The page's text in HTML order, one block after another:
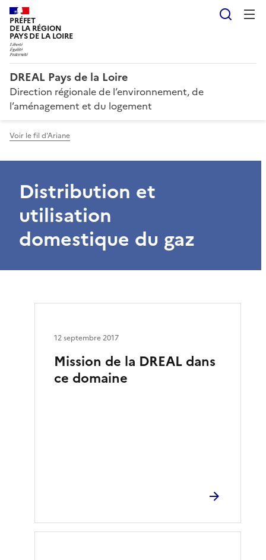
PRÉFET
DE LA RÉGION
PAYS DE LA LOIRE
DREAL Pays de la Loire
Direction régionale de l’environnement, de
l’aménagement et du logement
Voir le fil d'Ariane
Distribution et
utilisation
domestique du gaz
Mission de la DREAL dans
ce domaine
12 septembre 2017